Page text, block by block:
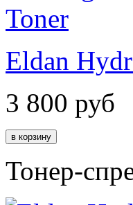
Eldan
3 800 руб
Тонер-